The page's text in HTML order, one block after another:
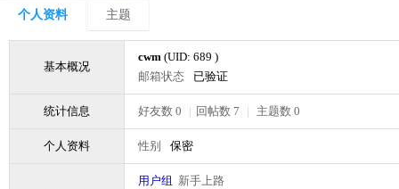
个人资料 主题
基本概况
cwm (UID: 689 )
邮箱状态
已验证
统计信息 好友数 0 | 回帖数 7 | 主题数 0
个人资料 性别 保密
用户组 新手上路